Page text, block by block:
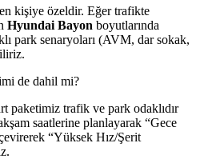
kişiye özeldir. Eğer trafikte
Hyundai Bayon boyutlarında
park senaryoları (AVM, dar sokak,
de dahil mi?
paketimiz trafik ve park odaklıdır
saatlerine planlayarak “Gece
“Yüksek Hız/Şerit